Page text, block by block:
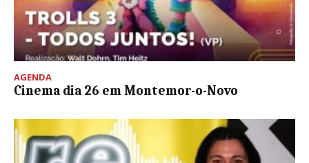
AGENDA
Cinema dia 26 em Montemor-o-Novo